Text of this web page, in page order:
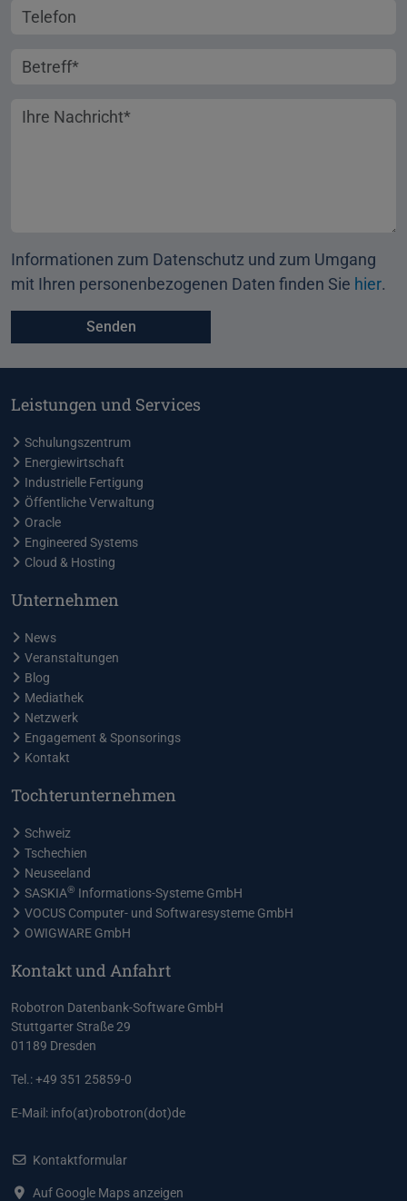
Telefonnummer
Betreff
Ihre Nachricht
Informationen zum Datenschutz und zum Umgang
mit Ihren personenbezogenen Daten finden Sie hier.
Leistungen und Services
Schulungszentrum
Energiewirtschaft
Industrielle Fertigung
Öffentliche Verwaltung
Oracle
Engineered Systems
Cloud & Hosting
Unternehmen
News
Veranstaltungen
Blog
Mediathek
Netzwerk
Engagement & Sponsorings
Kontakt
Tochterunternehmen
Schweiz
Tschechien
Neuseeland
SASKIA® Informations-Systeme GmbH
VOCUS Computer- und Softwaresysteme GmbH
OWIGWARE GmbH
Kontakt und Anfahrt
Robotron Datenbank-Software GmbH
Stuttgarter Straße 29
01189 Dresden
Tel.: +49 351 25859-0
E-Mail: info(at)robotron(dot)de
Kontaktformular
Auf Google Maps anzeigen